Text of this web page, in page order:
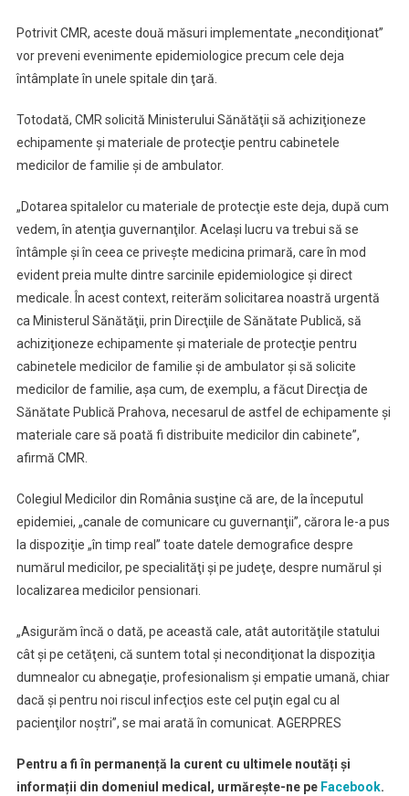
Potrivit CMR, aceste două măsuri implementate „necondiţionat”
vor preveni evenimente epidemiologice precum cele deja
întâmplate în unele spitale din ţară.
Totodată, CMR solicită Ministerului Sănătăţii să achiziţioneze
echipamente şi materiale de protecţie pentru cabinetele
medicilor de familie şi de ambulator.
„Dotarea spitalelor cu materiale de protecţie este deja, după cum
vedem, în atenţia guvernanţilor. Acelaşi lucru va trebui să se
întâmple şi în ceea ce priveşte medicina primară, care în mod
evident preia multe dintre sarcinile epidemiologice şi direct
medicale. În acest context, reiterăm solicitarea noastră urgentă
ca Ministerul Sănătăţii, prin Direcţiile de Sănătate Publică, să
achiziţioneze echipamente şi materiale de protecţie pentru
cabinetele medicilor de familie şi de ambulator şi să solicite
medicilor de familie, aşa cum, de exemplu, a făcut Direcţia de
Sănătate Publică Prahova, necesarul de astfel de echipamente şi
materiale care să poată fi distribuite medicilor din cabinete”,
afirmă CMR.
Colegiul Medicilor din România susţine că are, de la începutul
epidemiei, „canale de comunicare cu guvernanţii”, cărora le-a pus
la dispoziţie „în timp real” toate datele demografice despre
numărul medicilor, pe specialităţi şi pe judeţe, despre numărul şi
localizarea medicilor pensionari.
„Asigurăm încă o dată, pe această cale, atât autorităţile statului
cât şi pe cetăţeni, că suntem total şi necondiţionat la dispoziţia
dumnealor cu abnegaţie, profesionalism şi empatie umană, chiar
dacă şi pentru noi riscul infecţios este cel puţin egal cu al
pacienţilor noştri”, se mai arată în comunicat. AGERPRES
Pentru a fi în permanență la curent cu ultimele noutăți și
informații din domeniul medical, urmărește-ne pe Facebook.